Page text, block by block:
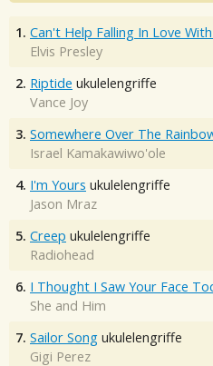
1. Can't Help Falling In Love
Elvis Presley
2. Riptide ukulelengriffe
Vance Joy
3. Somewhere Over The
Israel Kamakawiwo'ole
4. I'm Yours ukulelengriffe
Jason Mraz
5. Creep ukulelengriffe
Radiohead
6. I Thought I Saw Your Face
She and Him
7. Sailor Song ukulelengriffe
Gigi Perez